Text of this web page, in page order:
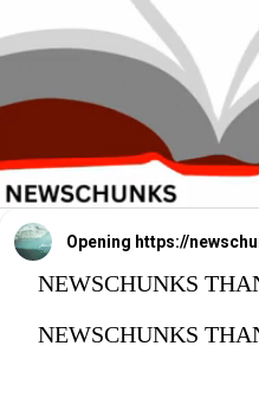
Opening https://
NEWSCHUNKS
NEWSCHUNKS